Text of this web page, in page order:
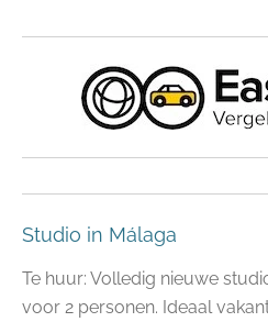
Studio in Málaga
Te huur: Volledig nieuwe
voor 2 personen. Ideaal